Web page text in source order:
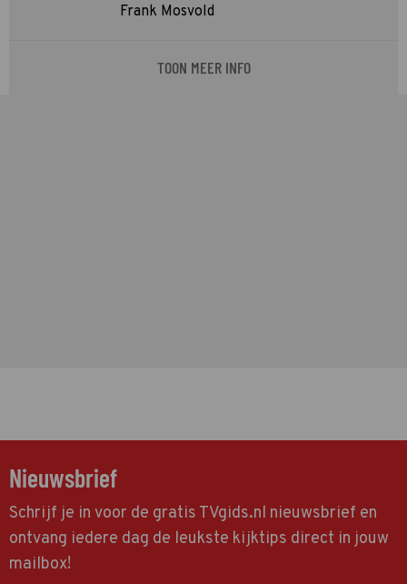
Frank Mosvold
TOON MEER INFO
Nieuwsbrief
Schrijf je in voor de gratis TVgids.nl nieuwsbrief en
ontvang iedere dag de leukste kijktips direct in jouw
mailbox!